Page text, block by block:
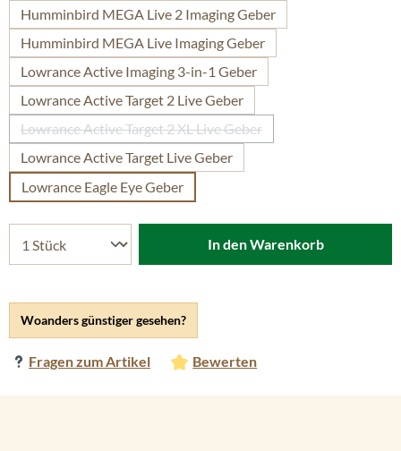
Woanders günstiger gesehen?
Fragen zum Artikel Bewerten
Humminbird MEGA Live 2 Imaging Geber
Humminbird MEGA Live Imaging Geber
Lowrance Active Imaging 3-in-1 Geber
Lowrance Active Target 2 Live Geber
Lowrance Active Target 2 XL Live Geber
(Diese Option ist zurzeit nicht verfügbar.)
Lowrance Active Target Live Geber
Lowrance Eagle Eye Geber
In den Warenkorb